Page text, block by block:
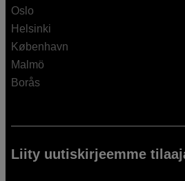
Oslo
Helsinki
København
Malmö
Borås
Liity uutiskirjeemme